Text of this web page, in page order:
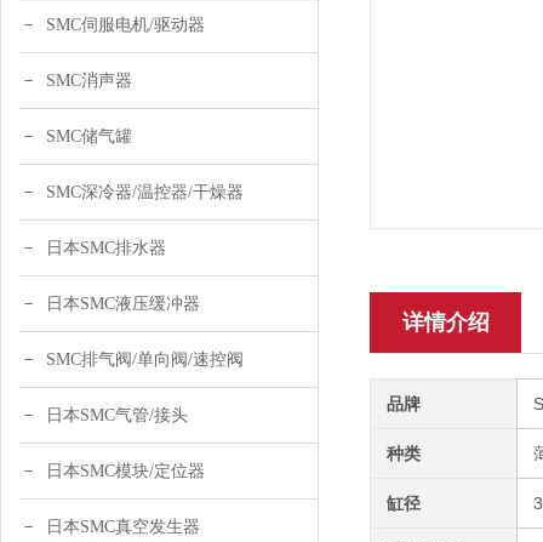
SMC伺服电机/驱动器
SMC消声器
SMC储气罐
SMC深冷器/温控器/干燥器
日本SMC排水器
日本SMC液压缓冲器
SMC排气阀/单向阀/速控阀
日本SMC气管/接头
日本SMC模块/定位器
日本SMC真空发生器
详情介绍
品牌
种类
缸径